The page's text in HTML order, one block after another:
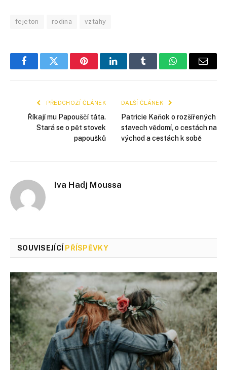
fejeton rodina vztahy
FacebookTwitter PinterestLinkedInTumblr WhatsApp
E-
PŘEDCHOZÍ ČLÁNEK
Říkají mu Papouščí táta.
Stará se o pět stovek
papoušků
DALŠÍ ČLÁNEK
Patricie Kaňok o rozšířených
stavech vědomí, o cestách na
východ a cestách k sobě
Iva Hadj Moussa
SOUVISEJÍCÍ PŘÍSPĚVKY